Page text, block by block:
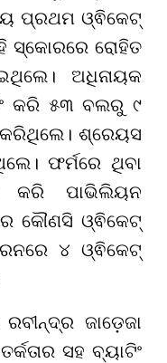
ପ୍ରଥମ ଓ୍ଵିକେଟ୍
ରୋହିତ
ଅଧିନାୟକ
କରି ୫୩ ବଲରୁ ୯
ଶ୍ରେୟସ
ଫର୍ମରେ ଥିବା
କରି ପାଭିଲିୟନ
କୌଣସି ଓ୍ଵିକେଟ୍
୪ ଓ୍ଵିକେଟ୍
ଜାଡ଼େଜା
ସହ ବ୍ୟାଟିଂ